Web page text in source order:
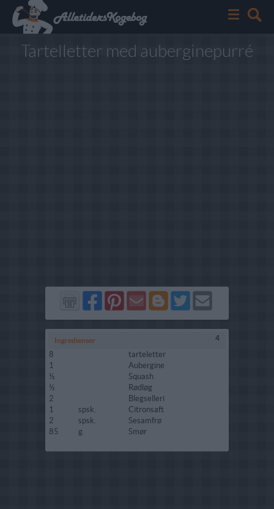
Tartelletter med auberginepurré
Del
på
Facebook
Del
på
Pinterest
Send
via
GMail
Del
på
Blogger
Del
på
Twitter
Send
Ingredienser 4
8
tarteletter
1
Aubergine
½
Squash
½
Rødløg
2
Blegselleri
1
spsk.
Citronsaft
2
spsk.
Sesamfrø
85
g. Smør